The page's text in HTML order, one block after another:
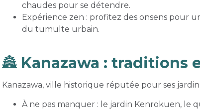
chaudes pour se détendre.
Expérience zen : profitez des onsens pour
du tumulte urbain.
🏯 Kanazawa : traditions
Kanazawa, ville historique réputée pour ses
À ne pas manquer : le jardin Kenrokuen, le